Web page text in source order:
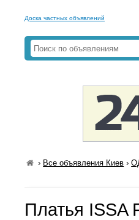
Доска частных объявлений
› Все объявления Киев ›
Платья ISSA